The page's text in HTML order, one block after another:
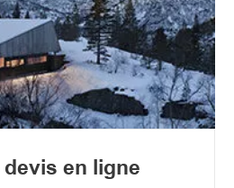
en ligne